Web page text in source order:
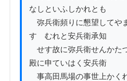
なしといふしかれとも
弥兵衛頻りに懇望してや
すゝむれと安兵衛承知
せす故に弥兵衛せんかた
殿に申ていはく安兵衛
事高田馬場の事世上かく